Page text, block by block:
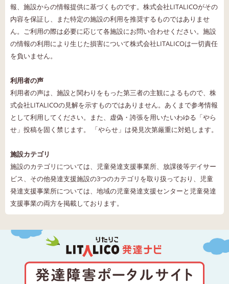
報、施設からの情報提供に基づくものです。株式会社LITALICOがその
内容を保証し、また特定の施設の利用を推奨するものではありませ
ん。ご利用の際は必要に応じて各施設にお問い合わせください。施設
の情報の利用により生じた損害について株式会社LITALICOは一切責任
を負いません。
利用者の声
利用者の声は、施設と関わりをもった第三者の主観によるもので、株
式会社LITALICOの見解を示すものではありません。あくまで参考情報
として利用してください。また、虚偽・誇張を用いたいわゆる「やら
せ」投稿を固く禁じます。 「やらせ」は発見次第厳重に対処します。
施設カテゴリ
施設のカテゴリについては、児童発達支援事業所、放課後等デイサー
ビス、その他発達支援施設の3つのカテゴリを取り扱っており、児童
発達支援事業所については、地域の児童発達支援センターと児童発達
支援事業の両方を掲載しております。